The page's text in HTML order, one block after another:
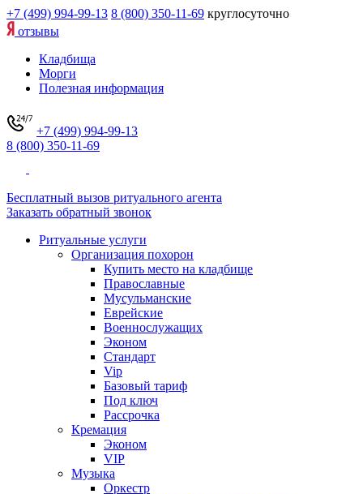
+7 (499) 994-99-13 8 (800) 350-11-69 круглосуточно
отзывы
Кладбища
Морги
Полезная информация
+7 (499) 994-99-13
8 (800) 350-11-69
Бесплатный вызов ритуального агента
Заказать обратный звонок
Ритуальные услуги
Организация похорон
Купить место на кладбище
Православные
Мусульманские
Еврейские
Военнослужащих
Эконом
Стандарт
Vip
Базовый тариф
Под ключ
Рассрочка
Кремация
Эконом
VIP
Музыка
Оркестр